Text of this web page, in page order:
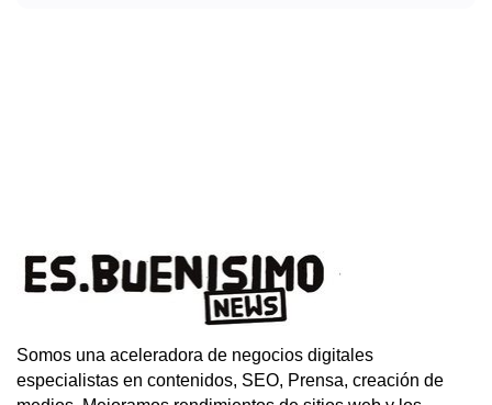
Somos una aceleradora de negocios digitales
especialistas en contenidos, SEO, Prensa, creación de